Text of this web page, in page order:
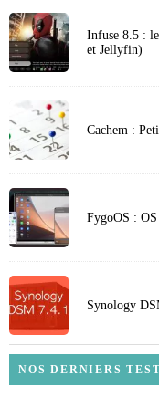
Infuse 8.5 :
et Jellyfin)
Cachem :
FygoOS :
Synology
NOS DERNIERS